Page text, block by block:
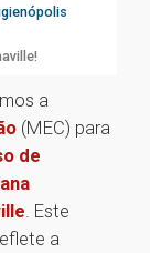
a
(MEC) para
de
. Este
a